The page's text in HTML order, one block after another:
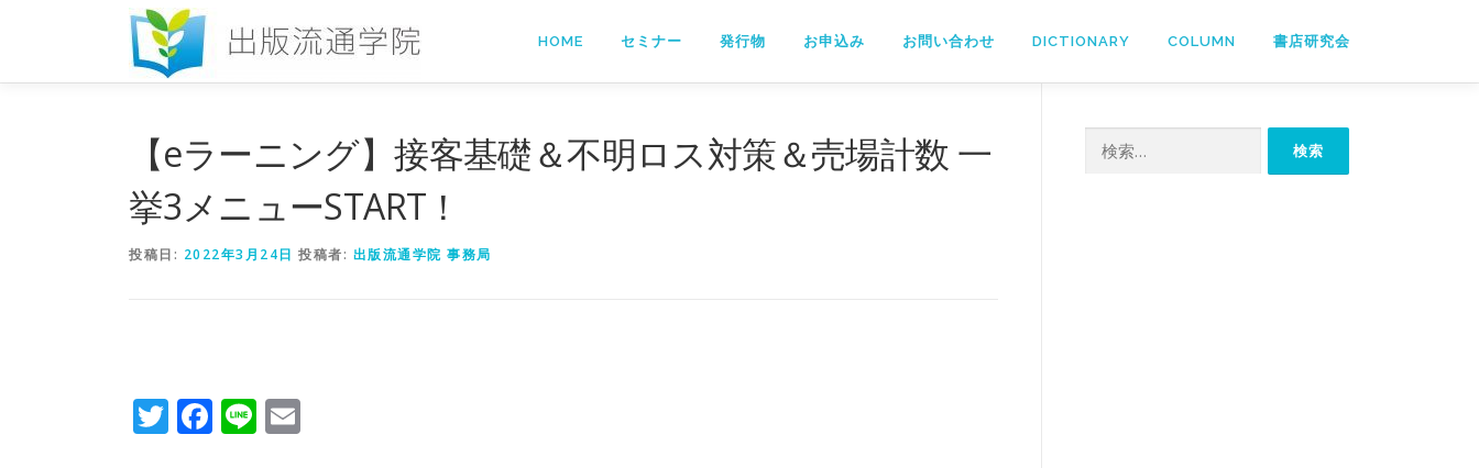
ン
HOME セミナー 発行物 お申込み お問い合わせ DICTIONARY COLUMN 書店研究会
【eラーニング】接客基礎＆不明ロス対策＆売場計数 一
挙3メニューSTART！
投稿日: 2022年3月24日 投稿者: 出版流通学院 事務局
Twitter
Facebook
Line